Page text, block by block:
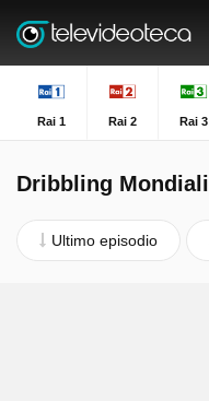
Rai 1 Rai 2 Rai 3
Dribbling Mondiali
Ultimo episodio